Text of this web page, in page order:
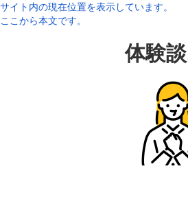
サイト内の現在位置を表示しています。
ここから本文です。
体験